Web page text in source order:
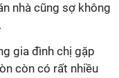
nhà cũng sợ không
gia đình chị gặp
còn có rất nhiều